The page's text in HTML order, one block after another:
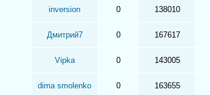
inversion 0 138010
Дмитрий7 0 167617
Vipka 0 143005
dima smolenko 0 163655